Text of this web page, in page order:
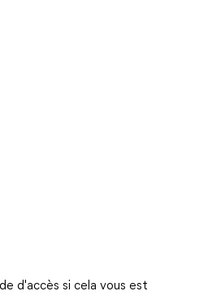
d'accès si cela vous est